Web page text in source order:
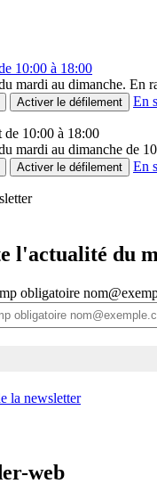
10:00 à 18:00
mardi au dimanche. En
Activer le défilement En
de 10:00 à 18:00
mardi au dimanche de
Activer le défilement En
l'actualité du
obligatoire
la newsletter
web